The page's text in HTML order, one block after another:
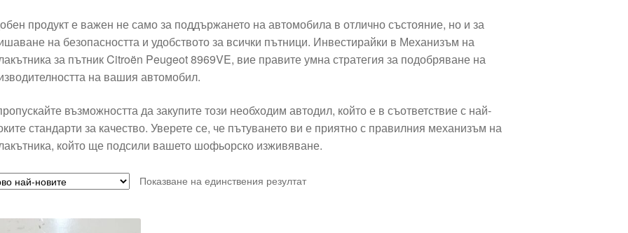
продукт е важен не само за поддържането на автомобила в отлично състояние, но и за
на безопасността и удобството за всички пътници. Инвестирайки в Механизъм на
за пътник Citroën Peugeot 8969VE, вие правите умна стратегия за подобряване на
на вашия автомобил.
възможността да закупите този необходим автодил, който е в съответствие с най-
стандарти за качество. Уверете се, че пътуването ви е приятно с правилния механизъм на
който ще подсили вашето шофьорско изживяване.
Показване на единствения резултат